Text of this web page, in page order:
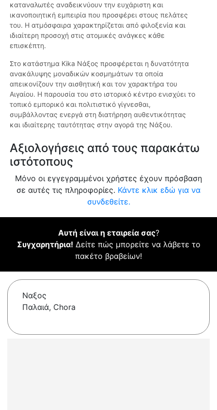
καταναλωτές αναδεικνύουν την ευχάριστη και
ικανοποιητική εμπειρία που προσφέρει στους πελάτες
του. Η ατμόσφαιρα χαρακτηρίζεται από φιλοξενία και
ιδιαίτερη προσοχή στις ατομικές ανάγκες κάθε
επισκέπτη.
Στο κατάστημα Kika Νάξος προσφέρεται η δυνατότητα
ανακάλυψης μοναδικών κοσμημάτων τα οποία
απεικονίζουν την αισθητική και τον χαρακτήρα του
Αιγαίου. Η παρουσία του στο ιστορικό κέντρο ενισχύει το
τοπικό εμπορικό και πολιτιστικό γίγνεσθαι,
συμβάλλοντας ενεργά στη διατήρηση αυθεντικότητας
και ιδιαίτερης ταυτότητας στην αγορά της Νάξου.
Αξιολογήσεις από τους παρακάτω
ιστότοπους
Μόνο οι εγγεγραμμένοι χρήστες έχουν πρόσβαση
σε αυτές τις πληροφορίες. Κάντε κλικ εδώ για να
συνδεθείτε.
Αυτή είναι η εταιρεία σας?
Συγχαρητήρια! Δείτε πώς μπορείτε να λάβετε το
πακέτο βραβείων!
Ναξος
Παλαιά, Chora